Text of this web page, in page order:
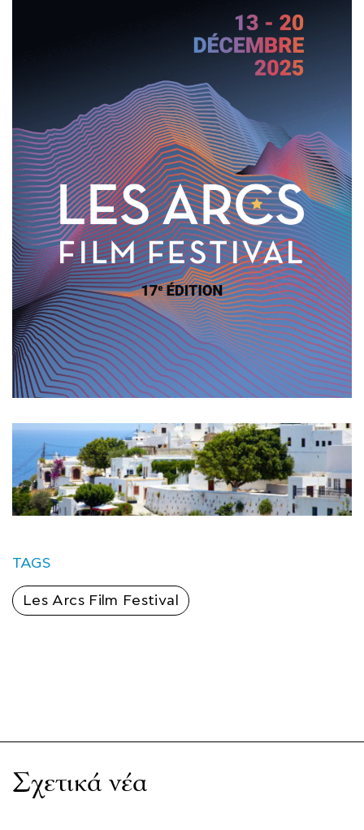
TAGS
Les Arcs Film Festival
Σχετικά νέα